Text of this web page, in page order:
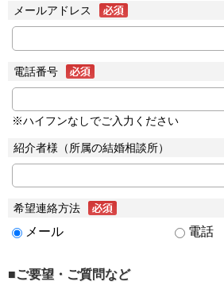
メールアドレス
電話番号
※ハイフンなしでご入力ください
紹介者様（所属の結婚相談所）
希望連絡方法
メール 電話
■ご要望・ご質問など